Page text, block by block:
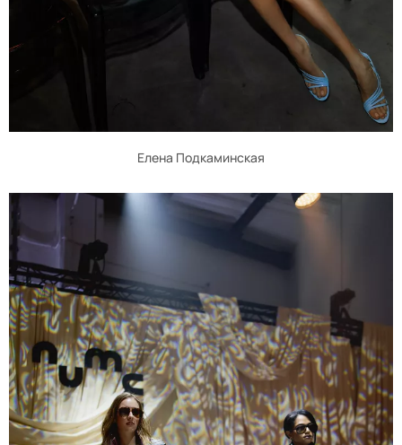
Елена Подкаминская